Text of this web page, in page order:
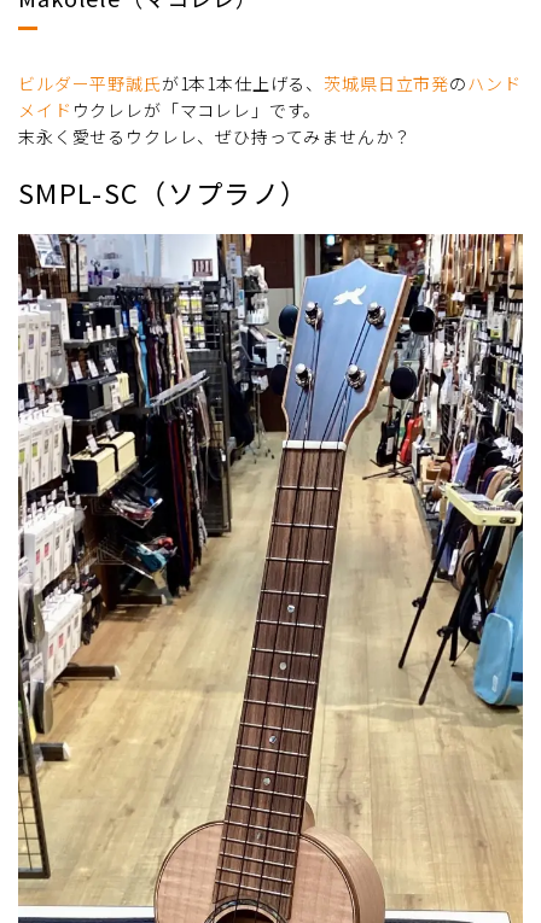
ビルダー平野誠氏が1本1本仕上げる、 茨城県日立市発のハンド
メイド ウクレレが「マコレレ」です。
末永く愛せるウクレレ、ぜひ持ってみませんか？
SMPL-SC（ソプラノ）